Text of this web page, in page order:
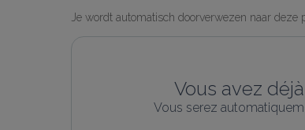
Je wordt automatisch doorverwezen naar deze
Vous avez
Vous serez